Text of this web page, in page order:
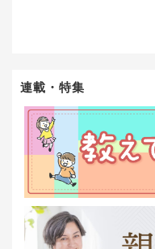
連載・特集